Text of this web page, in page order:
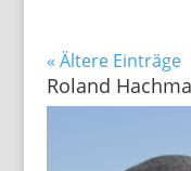
« Ältere Einträge
Roland